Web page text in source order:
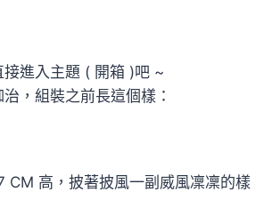
進入主題 ( 開箱 )吧 ~
，組裝之前長這個樣：
CM 高，披著披風一副威風凜凜的樣